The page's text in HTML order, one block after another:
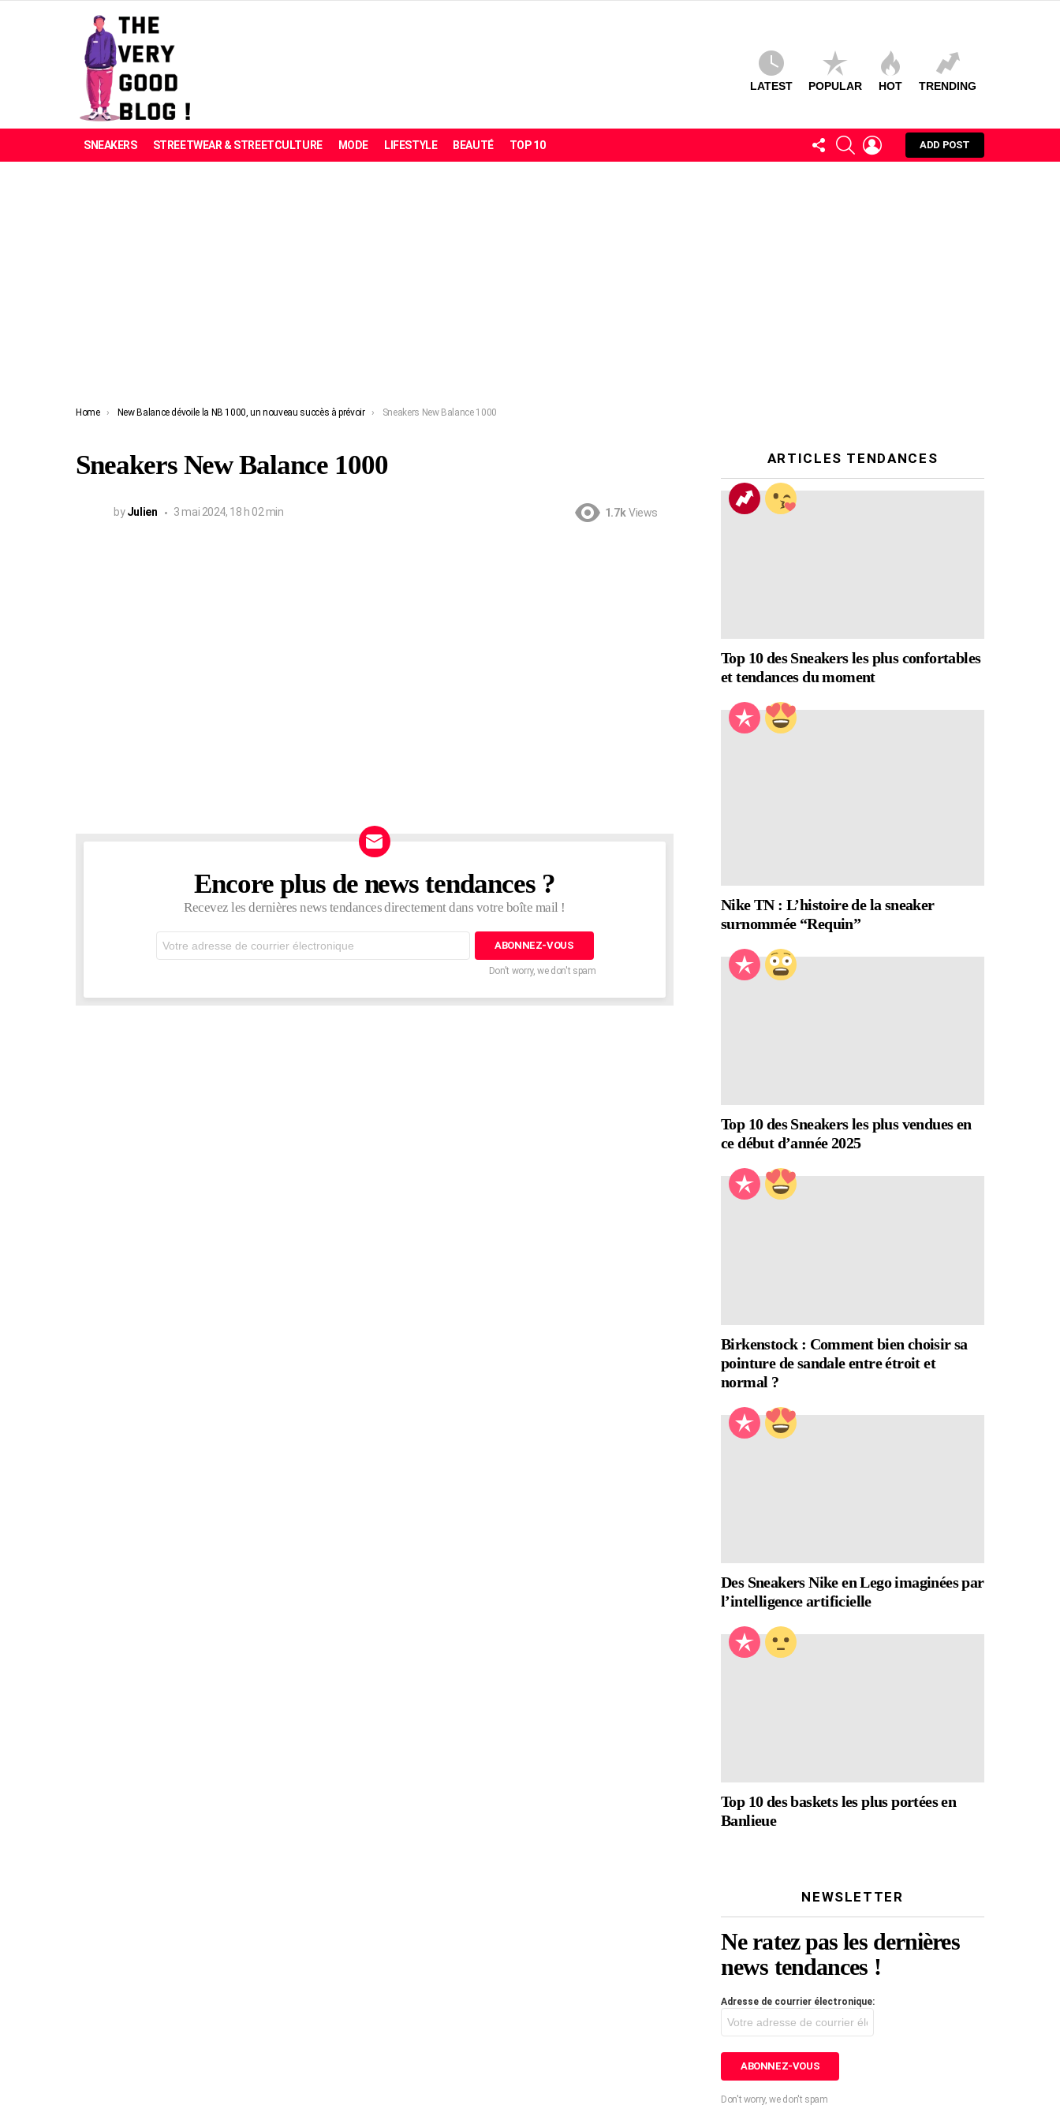
LATEST POPULAR HOT TRENDING
SNEAKERS STREETWEAR & STREETCULTURE MODE LIFESTYLE BEAUTÉ TOP 10
FOLLOW
US
SEARCHLOGIN
ADD POST
You are here:
Home New Balance dévoile la NB 1000, un nouveau succès à prévoir Sneakers New Balance 1000
Sneakers New Balance 1000
by Julien 3 mai 2024, 18 h 02 min 1.7k Views
NEWSLETTEREncore plus de news tendances ?
Recevez les dernières news tendances directement dans votre boîte mail !
de
courrier
Don't worry, we don't spam
ARTICLES TENDANCES
Top 10 des Sneakers les plus confortables
et tendances du moment
Nike TN : L’histoire de la sneaker
surnommée “Requin”
Top 10 des Sneakers les plus vendues en
ce début d’année 2025
Birkenstock : Comment bien choisir sa
pointure de sandale entre étroit et
normal ?
Des Sneakers Nike en Lego imaginées par
l’intelligence artificielle
Top 10 des baskets les plus portées en
Banlieue
NEWSLETTER
Ne ratez pas les dernières
news tendances !
Adresse de courrier électronique:
Don't worry, we don't spam